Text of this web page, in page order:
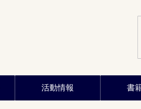
活動情報 書